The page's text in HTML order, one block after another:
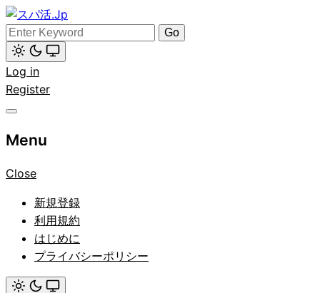
Skip
to
content
スパ活.Jp
Search
for:
Light
mode
(click
to
Log in
Register
Menu
Close
新規登録
利用規約
はじめに
プライバシーポリシー